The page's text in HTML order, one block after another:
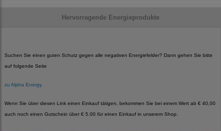
Hervorragende Energieprodukte
Suchen Sie einen guten Schutz gegen alle negativen Energiefelder? Dann gehen Sie bitte
auf folgende Seite
zu Alpha Energy
Wenn Sie über diesen Link einen Einkauf tätigen, bekommen Sie bei einem Wert ab € 40,00
auch noch einen Gutschein über € 5.00 für einen Einkauf in unserem Shop.